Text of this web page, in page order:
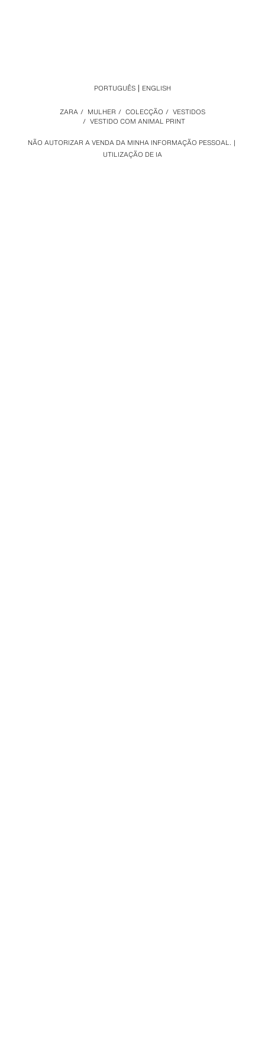
NÃO AUTORIZAR A VENDA DA MINHA INFORMAÇÃO PESSOAL.
UTILIZAÇÃO DE IA
ZARA / MULHER / COLECÇÃO / VESTIDOS
/ VESTIDO COM ANIMAL PRINT
PORTUGUÊS ENGLISH